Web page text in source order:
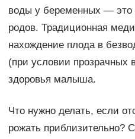
воды у беременных — это
родов. Традиционная
нахождение плода в
(при условии прозрачных
здоровья малыша.
Что нужно делать, если
рожать приблизительно?